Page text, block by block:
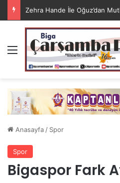
Zehra Hande İle Oğuz’dan
Menü
Anasayfa / Spor
Spor
Bigaspor Fark